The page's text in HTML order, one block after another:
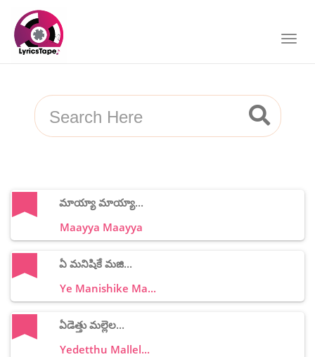
మాయ్యా మాయ్యా...
Maayya Maayya
ఏ మనిషికే మజి...
Ye Manishike Ma...
ఏడెత్తు మల్లెల...
Yedetthu Mallel...